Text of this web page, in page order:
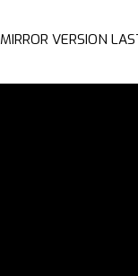
MIRROR VERSION